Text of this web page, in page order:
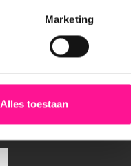
Marketing
Alles toestaan